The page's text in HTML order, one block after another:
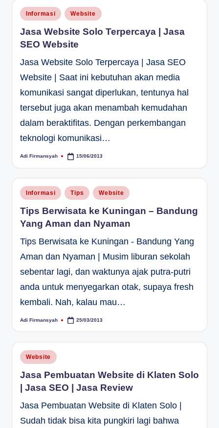
Posted
in
Informasi Website
Jasa Website Solo Terpercaya | Jasa
SEO Website
Jasa Website Solo Terpercaya | Jasa SEO
Website | Saat ini kebutuhan akan media
komunikasi sangat diperlukan, tentunya hal
tersebut juga akan menambah kemudahan
dalam beraktifitas. Dengan perkembangan
teknologi komunikasi…
Posted
Adi Firmansyah 15/06/2013
Posted
in
Informasi Tips Website
Tips Berwisata ke Kuningan – Bandung
Yang Aman dan Nyaman
Tips Berwisata ke Kuningan - Bandung Yang
Aman dan Nyaman | Musim liburan sekolah
sebentar lagi, dan waktunya ajak putra-putri
anda untuk menyegarkan otak, supaya fresh
kembali. Nah, kalau mau…
Posted
Adi Firmansyah 25/03/2013
Posted
in
Website
Jasa Pembuatan Website di Klaten Solo
| Jasa SEO | Jasa Review
Jasa Pembuatan Website di Klaten Solo |
Sudah tidak bisa kita pungkiri lagi bahwa